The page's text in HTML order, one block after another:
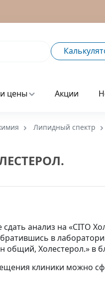
цены Акции
Липидный спектр
анализ на «CITO
в
общий, Холестерол.» в
клиники можно